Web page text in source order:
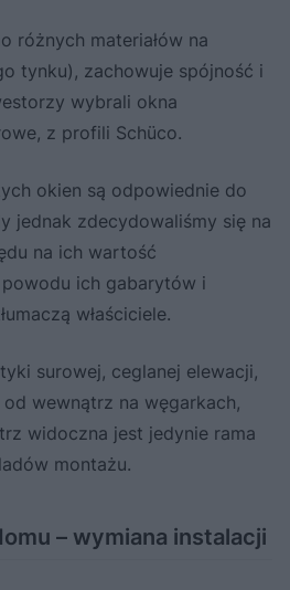
różnych materiałów na
tynku), zachowuje spójność i
wybrali okna
z profili Schüco.
okien są odpowiednie do
jednak zdecydowaliśmy się na
na ich wartość
ich gabarytów i
właściciele.
surowej, ceglanej elewacji,
wewnątrz na węgarkach,
widoczna jest jedynie rama
montażu.
– wymiana instalacji